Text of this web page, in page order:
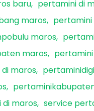
baru
pertamini di
maros
pertamini
maros
maros
maros
di maros service